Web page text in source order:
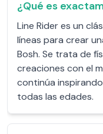
¿Qué es
Line Rider es un
líneas para crear
Bosh. Se trata de
creaciones con el
continúa
todas las edades.